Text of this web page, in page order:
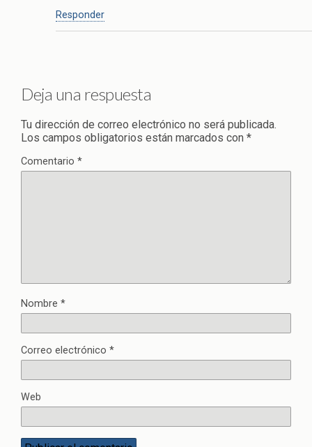
Responder
Deja una respuesta
Tu dirección de correo electrónico no será publicada.
Los campos obligatorios están marcados con *
Comentario *
Nombre *
Correo electrónico *
Web